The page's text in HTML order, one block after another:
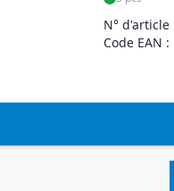
N° d'article
Code EAN :